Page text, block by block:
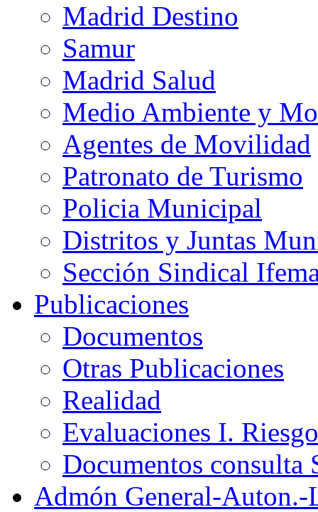
Madrid Destino
Samur
Madrid Salud
Medio Ambiente y
Agentes de Movilidad
Patronato de Turismo
Policia Municipal
Distritos y Juntas
Sección Sindical
Publicaciones
Documentos
Otras Publicaciones
Realidad
Evaluaciones I.
Documentos consulta
Admón General-Auton.-